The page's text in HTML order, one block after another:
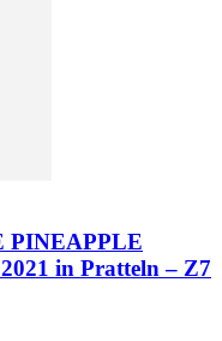
PINEAPPLE
in Pratteln – Z7